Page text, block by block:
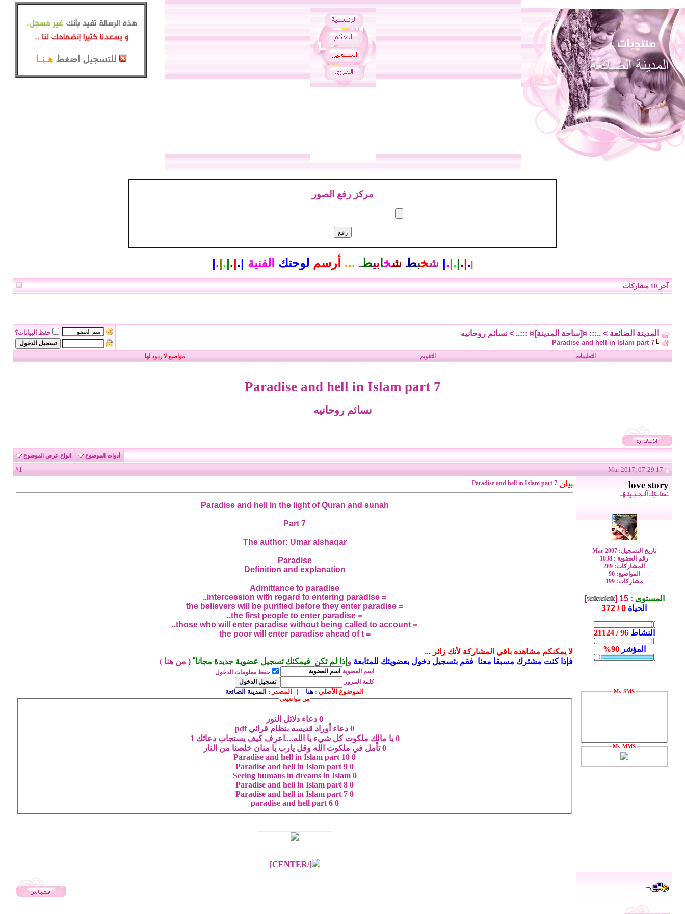
للتسجيل اضغط هـنـا
مركز رفع الصور
.
|
.
|
.
|
.
| شخبط شخابيطـ ... أرسم لوحتك الفنية |
.
|
.
|
.
|
.
|
آخر 10 مشاركات
المدينة الضائعة > ..::: ¤[ساحة المدينة]¤ :::.. > نسائم روحانيه
Paradise and hell in Islam part 7
حفظ البيانات؟
التعليمات التقويم مواضيع لا ردود لها
Paradise and hell in Islam part 7
نسائم روحانيه
أدوات الموضوع انواع عرض الموضوع
1
love story
ـَسَاـكِنُـ آلـمَـدِـيِنَـهٌـ
تاريخ التسجيل: Mar 2007
رقم العضوية : 1038
المشاركات: 289
المواضيع: 90
مشاركات: 199
المستوى :
15 [
]
الحياة
النشاط 96 / 21124
المؤشر 90%
My SMS
My MMS
Paradise and hell in Islam part 7
Paradise and hell in the light of Quran and sunah
Part 7
The author: Umar alshaqar
Paradise
Definition and explanation
Admittance to paradise
= intercession with regard to entering paradise..
= the believers will be purified before they enter paradise
= the first people to enter paradise..
= those who will enter paradise without being called to account..
= the poor will enter paradise ahead of t
لا يمكنكم مشاهده باقي المشاركة لأنك زائر ...
فإذا كنت مشترك مسبقا معنا فقم بتسجيل دخول بعضويتك للمتابعة و إذا لم تكن فيمكنك تسجيل عضوية جديدة مجانا ً ( من هنا )
اسم العضوية
حفظ معلومات الدخول
كلمة المرور
الموضوع الأصلي : هنا || المصدر : المدينة الضائعة
من مواضيعي
0 دعاء دلائل النور
0 دعاء أوراد قديسه بنظام قرائي pdf
0 يا مالك ملكوت كل شيء يا الله....اعرف كيف يستجاب دعائك 1
0 تأمل في ملكوت الله وقل يارب يا منان خلصنا من النار
0
Paradise and hell in Islam part 10
0
Paradise and hell in Islam part 9
0
Seeing humans in dreams in Islam
0
Paradise and hell in Islam part 8
0
Paradise and hell in Islam part 7
0
paradise and hell part 6
[/CENTER]